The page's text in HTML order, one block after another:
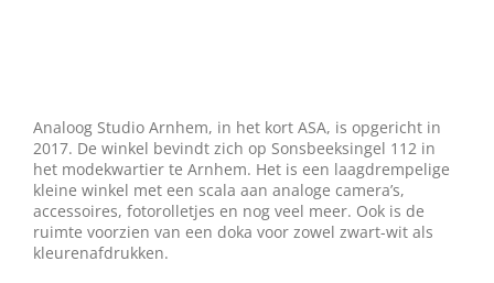
Analoog Studio Arnhem, in het kort ASA, is opgericht in
2017. De winkel bevindt zich op Sonsbeeksingel 112 in
het modekwartier te Arnhem. Het is een laagdrempelige
kleine winkel met een scala aan analoge camera’s,
accessoires, fotorolletjes en nog veel meer. Ook is de
ruimte voorzien van een doka voor zowel zwart-wit als
kleurenafdrukken.